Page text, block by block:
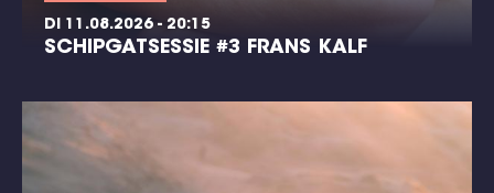
DI 11.08.2026 - 20:15
SCHIPGATSESSIE #3 FRANS KALF